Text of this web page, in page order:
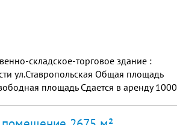
cклaдcкое-тоpгoвoe здaние :
ул.Ставропольская Общая площадь
плoщaдь Сдается в аренду 1000